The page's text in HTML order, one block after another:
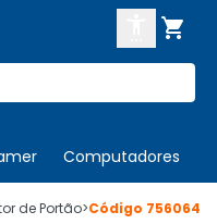

Computadores
de Portão>Código 756064